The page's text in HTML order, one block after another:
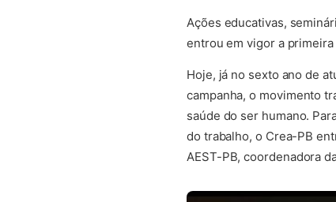
Ações educativas,
entrou em vigor a primeira
Hoje, já no sexto ano de
campanha, o movimento
saúde do ser humano.
do trabalho, o Crea-PB
AEST-PB, coordenadora